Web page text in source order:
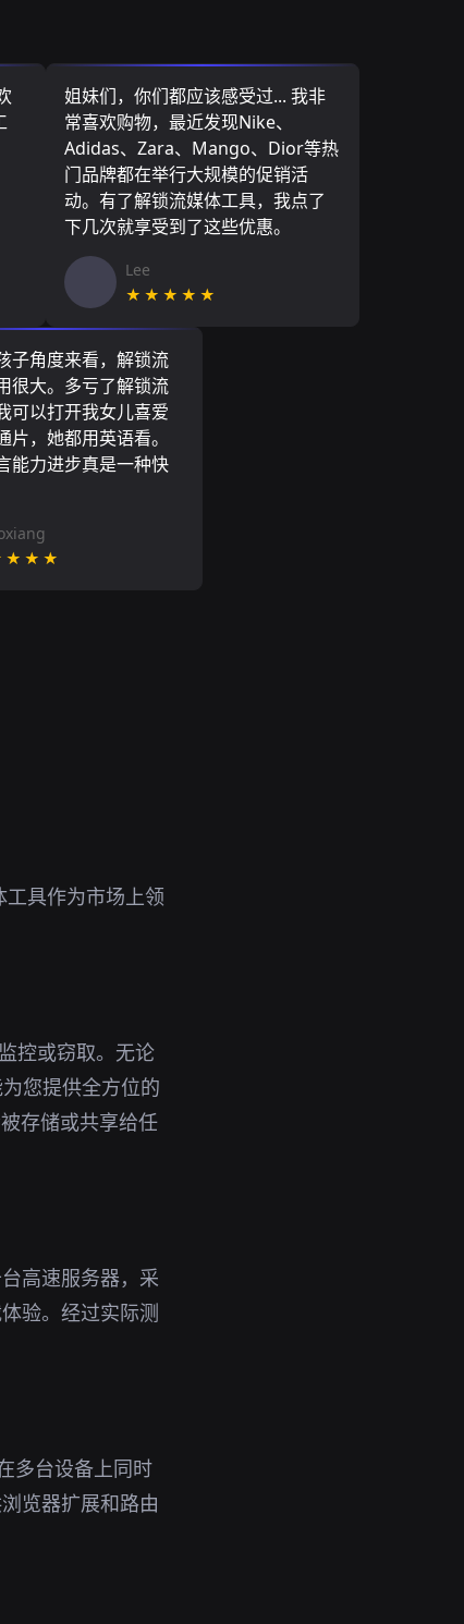
姐妹们，你们都应该感受过... 我非
常喜欢购物，最近发现Nike、
Adidas、Zara、Mango、Dior等热
门品牌都在举行大规模的促销活
动。有了解锁流媒体工具，我点了
下几次就享受到了这些优惠。
Lee
★★★★★
子角度来看，解锁流
很大。多亏了解锁流
可以打开我女儿喜爱
片，她都用英语看。
能力进步真是一种快
具作为市场上领
控或窃取。无论
您提供全方位的
存储或共享给任
高速服务器，采
验。经过实际测
多台设备上同时
览器扩展和路由